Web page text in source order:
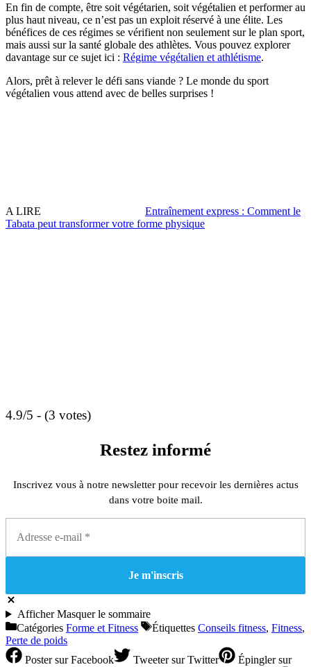
En fin de compte, être soit végétarien, soit végétalien et performer au
plus haut niveau, ce n’est pas un exploit réservé à une élite. Les
bénéfices de ces régimes se vérifient non seulement sur le plan sport,
mais aussi sur la santé globale des athlètes. Vous pouvez explorer
davantage sur ce sujet ici : Régime végétalien et athlétisme.
Alors, prêt à relever le défi sans viande ? Le monde du sport
végétalien vous attend avec de belles surprises !
A LIRE
Entraînement express : Comment le
Tabata peut transformer votre forme physique
4.9/5 - (3 votes)
Restez informé
Inscrivez vous à notre newsletter pour recevoir les dernières actus
dans votre boite mail.
AfficherMasquerle sommaire
Catégories Forme et Fitness Étiquettes Conseils fitness, Fitness,
Perte de poids
Postersur Facebook Tweetersur Twitter Épinglersur